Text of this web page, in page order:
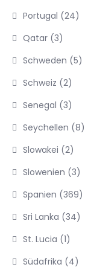
Portugal (24)
Qatar (3)
Schweden (5)
Schweiz (2)
Senegal (3)
Seychellen (8)
Slowakei (2)
Slowenien (3)
Spanien (369)
Sri Lanka (34)
St. Lucia (1)
Südafrika (4)